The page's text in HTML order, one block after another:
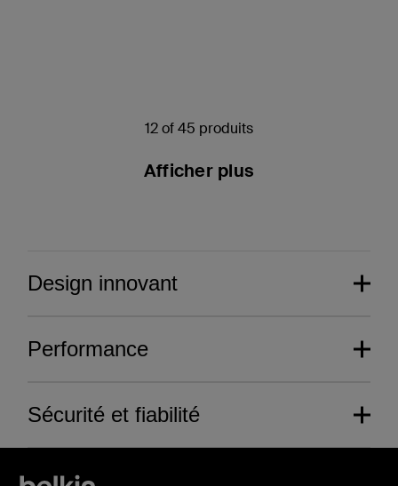
12 of 45 produits
Afficher plus
Design innovant
Performance
Sécurité et fiabilité